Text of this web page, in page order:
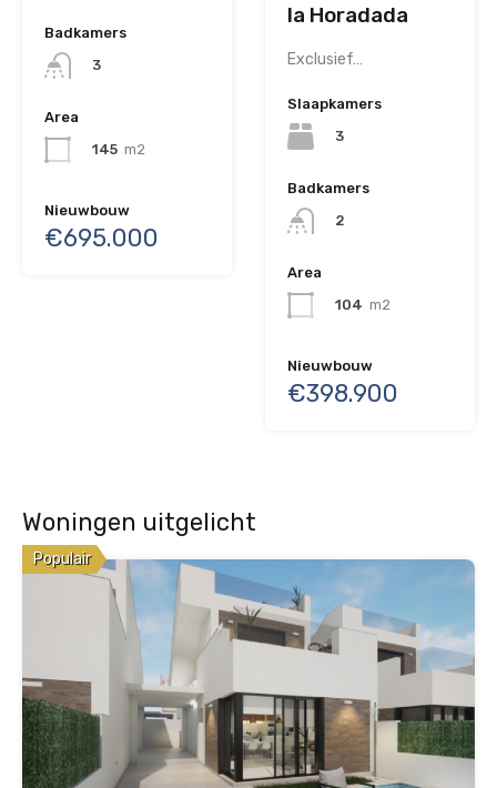
Badkamers
3
Area
145 m2
Nieuwbouw
€695.000
la Horadada
Exclusief…
Slaapkamers
3
Badkamers
2
Area
104 m2
Nieuwbouw
€398.900
Woningen uitgelicht
Populair